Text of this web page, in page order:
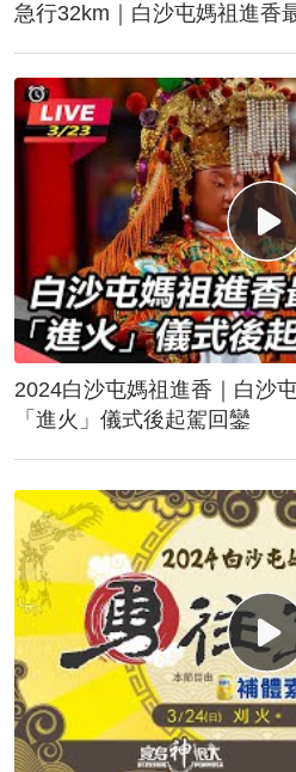
急行32km｜白沙屯媽祖進香
2024白沙屯媽祖進香｜白沙
「進火」儀式後起駕回鑾